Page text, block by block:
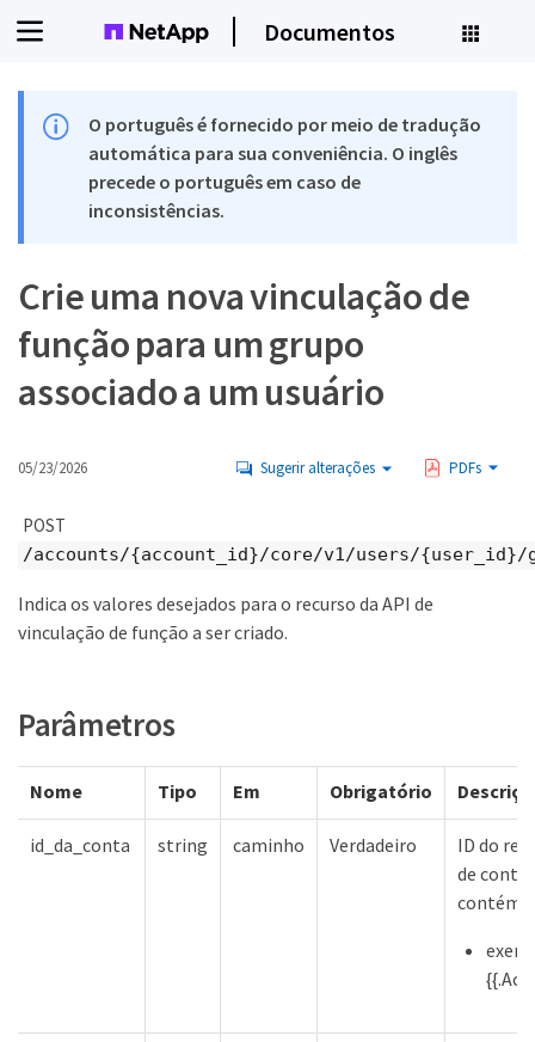
Documentos
O português é fornecido por meio de tradução
automática para sua conveniência. O inglês
precede o português em caso de
inconsistências.
Crie uma nova vinculação de
função para um grupo
associado a um usuário
05/23/2026 Sugerir alterações PDFs
POST
/accounts/{account_id}/core/v1/users/{user_id}/
Indica os valores desejados para o recurso da API de
vinculação de função a ser criado.
Parâmetros
Nome Tipo Em Obrigatório
id_da_conta string caminho Verdadeiro
ID do
de conta
contém